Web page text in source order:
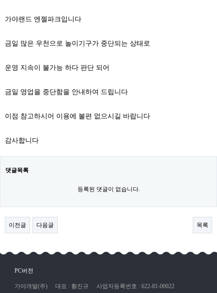
가야랜드 엔젤파크입니다
금일 많은 우천으로 놀이기구가 중단되는 상태로
운영 지속이 불가능 하다 판단 되어
금일 영업을 중단함을 안내하여 드립니다
이점 참고하시어 이용에 불편 없으시길 바랍니다
감사합니다
댓글목록
등록된 댓글이 없습니다.
이전글 다음글 목록
PC버전
가야개발(주) 대표 : 황진규 사업자등록번호 : 622-81-00022